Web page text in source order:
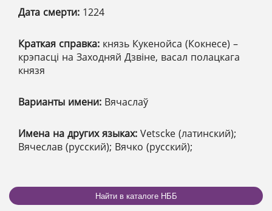
Дата смерти: 1224
Краткая справка: князь Кукенойса (Кокнесе) –
крэпасці на Заходняй Дзвіне, васал полацкага
князя
Варианты имени: Вячаслаў
Имена на других языках: Vetscke (латинский);
Вячеслав (русский); Вячко (русский);
Найти в каталоге НББ